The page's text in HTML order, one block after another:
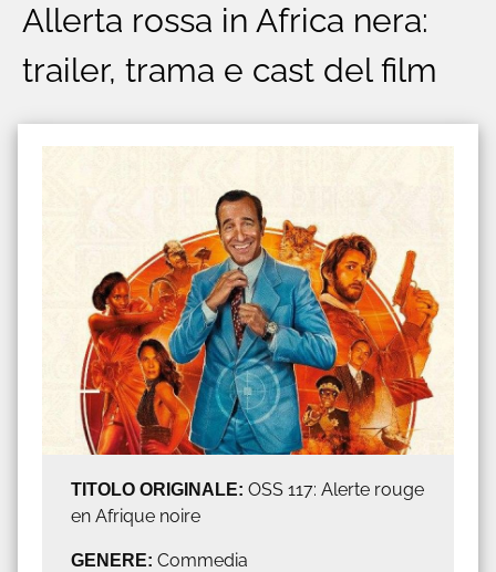
Allerta rossa in Africa nera:
trailer, trama e cast del film
TITOLO ORIGINALE: OSS 117: Alerte rouge
en Afrique noire
GENERE: Commedia